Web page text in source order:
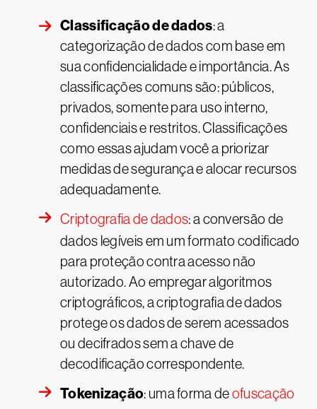
Classificação de dados: a
categorização de dados com base em
sua confidencialidade e importância. As
classificações comuns são: públicos,
privados, somente para uso interno,
confidenciais e restritos. Classificações
como essas ajudam você a priorizar
medidas de segurança e alocar recursos
adequadamente.
Criptografia de dados: a conversão de
dados legíveis em um formato codificado
para proteção contra acesso não
autorizado. Ao empregar algoritmos
criptográficos, a criptografia de dados
protege os dados de serem acessados
ou decifrados sem a chave de
decodificação correspondente.
Tokenização: uma forma deofuscação